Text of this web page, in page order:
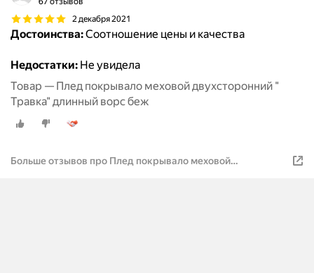
2 декабря 2021
Достоинства:Соотношение цены и качества
Недостатки: Не увидела
Товар — Плед покрывало меховой двухсторонний "
Травка" длинный ворс беж
Больше отзывов про Плед покрывало меховой